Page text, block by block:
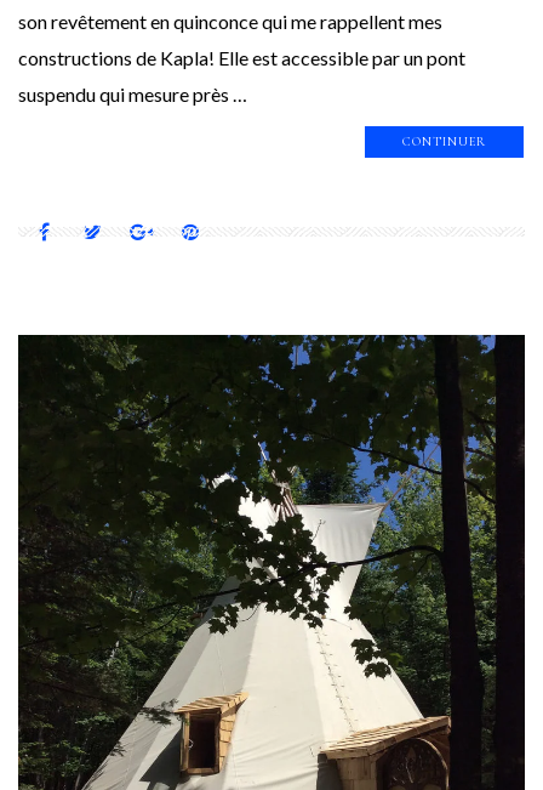
son revêtement en quinconce qui me rappellent mes
constructions de Kapla! Elle est accessible par un pont
suspendu qui mesure près …
CONTINUER